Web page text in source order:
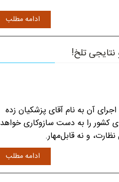
ادامه مطلب
تلخ!
آن به نام آقای پزشکیان زده
کشور را به دست سازوکاری خواهد
و نه قابل‌مهار.
ادامه مطلب